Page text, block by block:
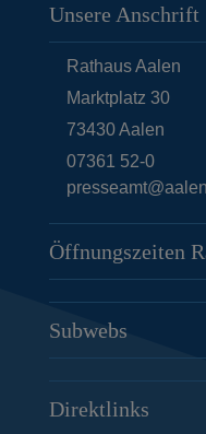
Unsere Anschrift
Rathaus Aalen
Marktplatz 30
73430Aalen
07361 52-0
Öffnungszeiten
Subwebs
Direktlinks